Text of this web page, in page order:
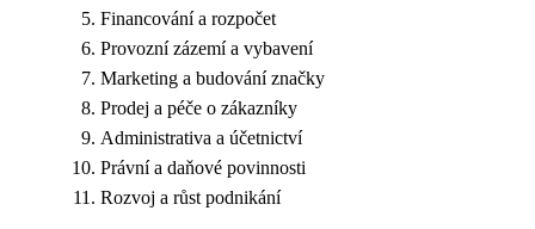
Financování a rozpočet
Provozní zázemí a vybavení
Marketing a budování značky
Prodej a péče o zákazníky
Administrativa a účetnictví
Právní a daňové povinnosti
Rozvoj a růst podnikání